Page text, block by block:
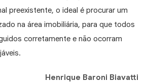
preexistente, o ideal é procurar um
na área imobiliária, para que todos
corretamente e não ocorram
Henrique Baroni Biavatti